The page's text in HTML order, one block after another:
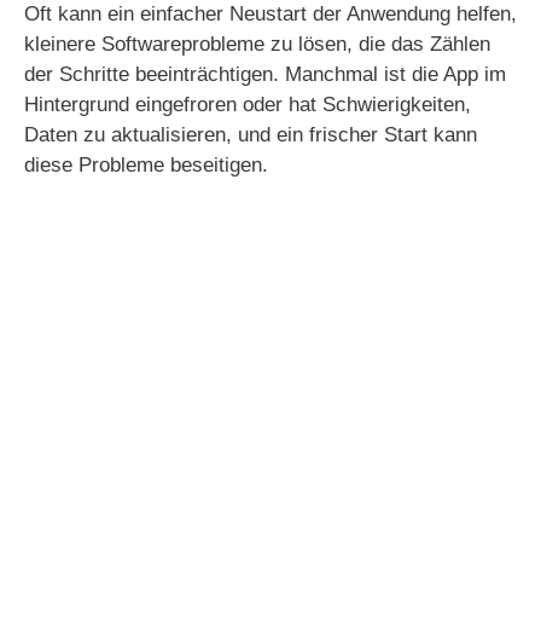
Oft kann ein einfacher Neustart der Anwendung helfen,
kleinere Softwareprobleme zu lösen, die das Zählen
der Schritte beeinträchtigen. Manchmal ist die App im
Hintergrund eingefroren oder hat Schwierigkeiten,
Daten zu aktualisieren, und ein frischer Start kann
diese Probleme beseitigen.